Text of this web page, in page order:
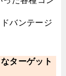
バンテージ
ターゲット